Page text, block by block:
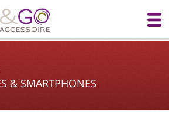
& SMARTPHONES